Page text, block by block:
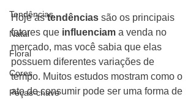
Tendências
Natal
Floral
Cores
Peças-chave
Hoje as tendências são os principais
fatores que influenciam a venda no
mercado, mas você sabia que elas
possuem diferentes variações de
tempo. Muitos estudos mostram como o
ato de consumir pode ser uma forma de